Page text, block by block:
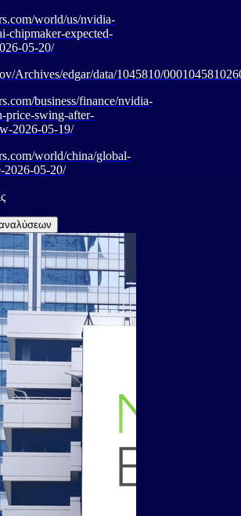
world/us/nvidia-
chipmaker-expected-
05-20/
Archives/edgar/data/1045810/
business/finance/nvidia-
price-swing-after-
2026-05-19/
world/china/global-
2026-05-20/